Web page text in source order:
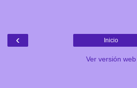
‹ Inicio
Ver versión web